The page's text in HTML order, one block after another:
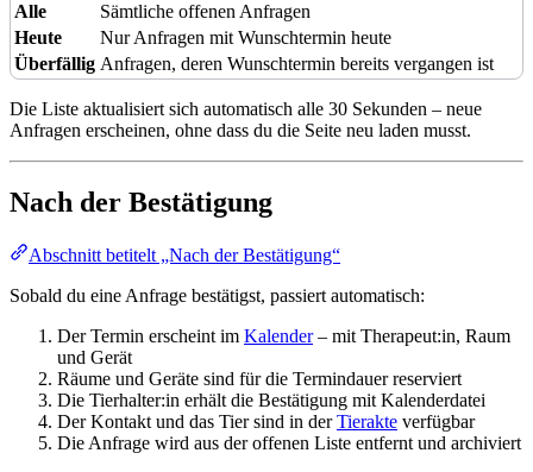
Alle
Sämtliche offenen Anfragen
Heute
Nur Anfragen mit Wunschtermin heute
Überfällig Anfragen, deren Wunschtermin bereits vergangen ist
Die Liste aktualisiert sich automatisch alle 30 Sekunden – neue
Anfragen erscheinen, ohne dass du die Seite neu laden musst.
Nach der Bestätigung
Abschnitt betitelt „Nach der Bestätigung“
Sobald du eine Anfrage bestätigst, passiert automatisch:
Der Termin erscheint im Kalender– mit Therapeut:in, Raum
und Gerät
Räume und Geräte sind für die Termindauer reserviert
Die Tierhalter:in erhält die Bestätigung mit Kalenderdatei
Der Kontakt und das Tier sind in derTierakte verfügbar
Die Anfrage wird aus der offenen Liste entfernt und archiviert